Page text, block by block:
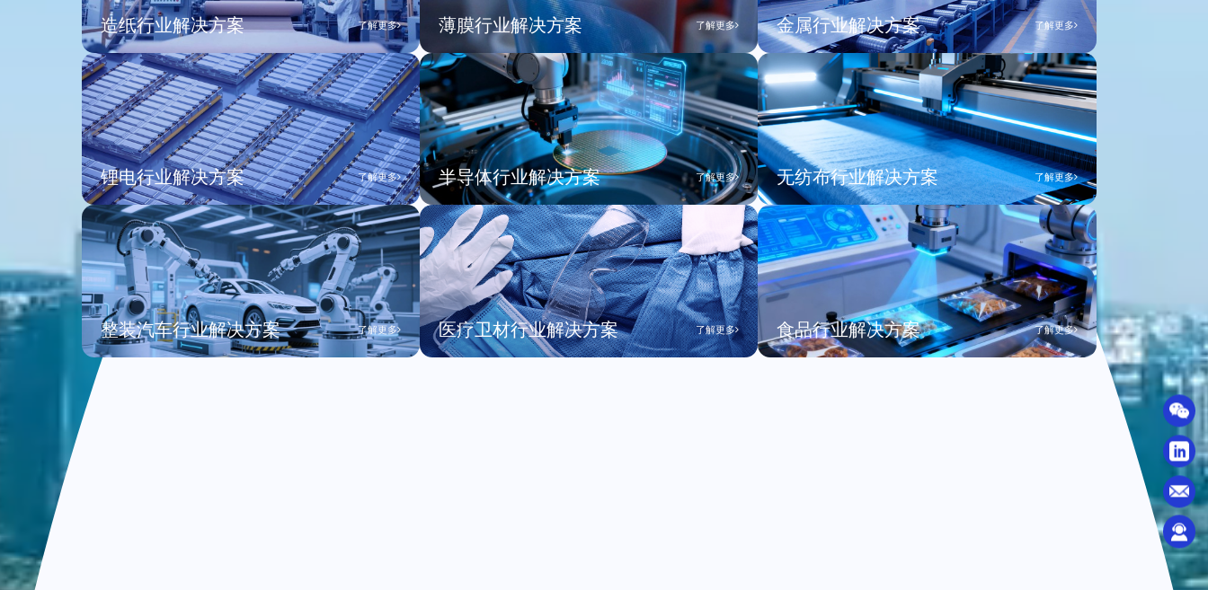
造纸行业解决方案 了解更多 薄膜行业解决方案 了解更多 金属行业解决方案 了解更多
锂电行业解决方案 了解更多 半导体行业解决方案 了解更多 无纺布行业解决方案 了解更多
整装汽车行业解决方案 了解更多 医疗卫材行业解决方案 了解更多 食品行业解决方案 了解更多